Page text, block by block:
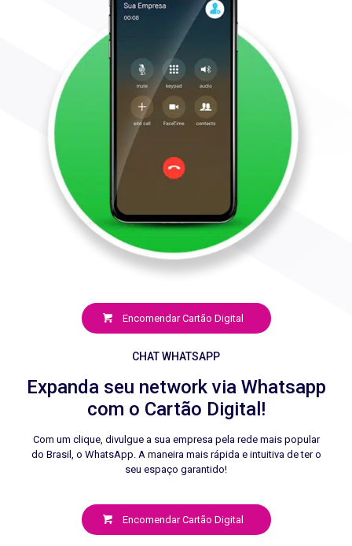
Encomendar Cartão Digital
CHAT WHATSAPP
Expanda seu network via Whatsapp
com o Cartão Digital!
Com um clique, divulgue a sua empresa pela rede mais popular
do Brasil, o WhatsApp. A maneira mais rápida e intuitiva de ter o
seu espaço garantido!
Encomendar Cartão Digital